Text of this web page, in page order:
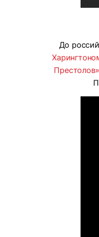
До
Престолов»